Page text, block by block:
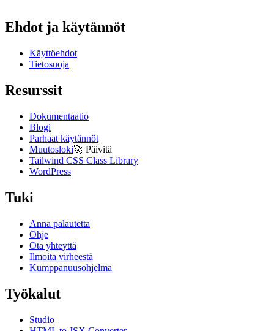
Ehdot ja käytännöt
Käyttöehdot
Tietosuoja
Resurssit
Dokumentaatio
Blogi
Parhaat käytännöt
Muutosloki🚀 Päivitä
Tailwind CSS Class Library
WordPress
Tuki
Anna palautetta
Ohje
Ota yhteyttä
Ilmoita virheestä
Kumppanuusohjelma
Työkalut
Studio